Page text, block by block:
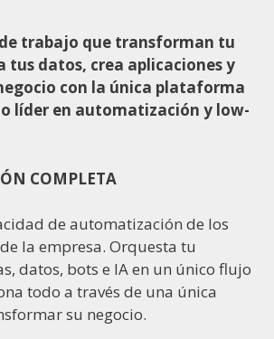
trabajo que transforman tu
tus datos, crea aplicaciones y
con la única plataforma
líder en automatización y low-
COMPLETA
de automatización de los
la empresa. Orquesta tu
datos, bots e IA en un único flujo
todo a través de una única
su negocio.